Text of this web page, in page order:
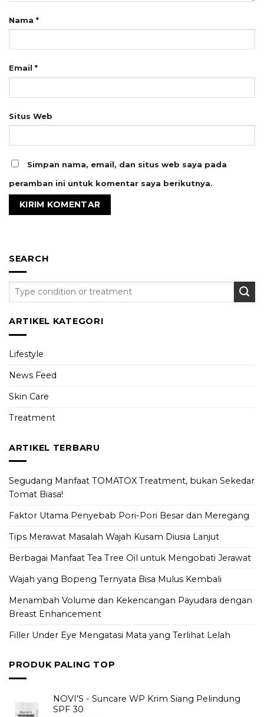
Nama *
Email *
Situs Web
Simpan nama, email, dan situs web saya pada
peramban ini untuk komentar saya berikutnya.
SEARCH
ARTIKEL KATEGORI
Lifestyle
News Feed
Skin Care
Treatment
ARTIKEL TERBARU
Segudang Manfaat TOMATOX Treatment, bukan Sekedar
Tomat Biasa!
Faktor Utama Penyebab Pori-Pori Besar dan Meregang
Tips Merawat Masalah Wajah Kusam Diusia Lanjut
Berbagai Manfaat Tea Tree Oil untuk Mengobati Jerawat
Wajah yang Bopeng Ternyata Bisa Mulus Kembali
Menambah Volume dan Kekencangan Payudara dengan
Breast Enhancement
Filler Under Eye Mengatasi Mata yang Terlihat Lelah
PRODUK PALING TOP
NOVI'S - Suncare WP Krim Siang Pelindung
SPF 30